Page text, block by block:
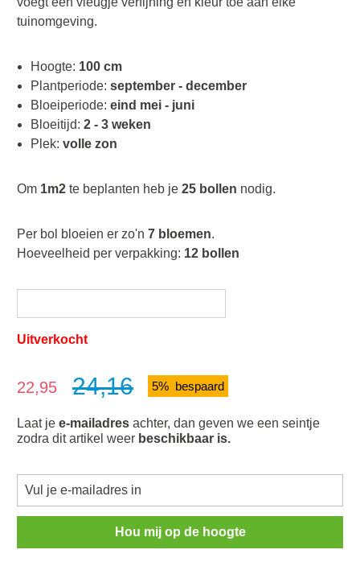
tuinomgeving.
Hoogte: 100 cm
Plantperiode: september - december
Bloeiperiode: eind mei - juni
Bloeitijd: 2 - 3 weken
Plek: volle zon
Om 1m2 te beplanten heb je 25 bollen nodig.
Per bol bloeien er zo'n 7 bloemen.
Hoeveelheid per verpakking: 12 bollen
Uitverkocht
Verkoopprijs:
22,95 24,16 5% bespaard
Laat je e-mailadres achter, dan geven we een seintje
zodra dit artikel weer beschikbaar is.
Hou mij op de hoogte